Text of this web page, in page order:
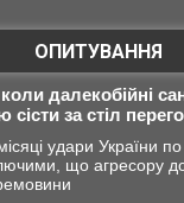
ОПИТУВАННЯ
далекобійні
сісти за стіл
удари України по
що агресору